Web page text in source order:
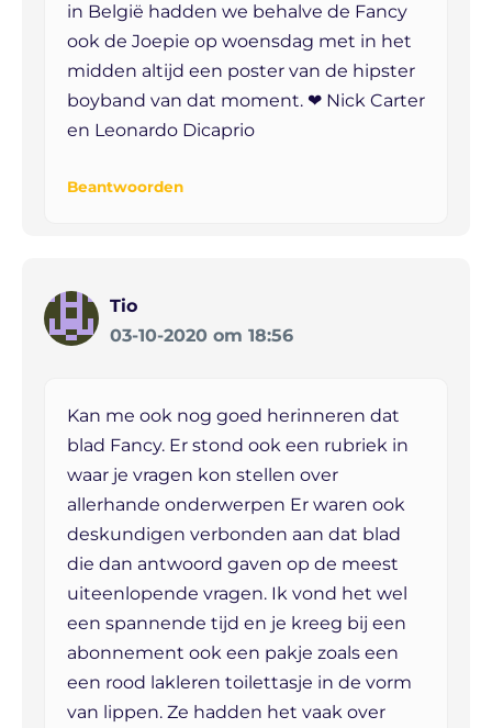
in België hadden we behalve de Fancy
ook de Joepie op woensdag met in het
midden altijd een poster van de hipster
boyband van dat moment. ❤ Nick Carter
en Leonardo Dicaprio
Beantwoorden
Tio
03-10-2020 om 18:56
Kan me ook nog goed herinneren dat
blad Fancy. Er stond ook een rubriek in
waar je vragen kon stellen over
allerhande onderwerpen Er waren ook
deskundigen verbonden aan dat blad
die dan antwoord gaven op de meest
uiteenlopende vragen. Ik vond het wel
een spannende tijd en je kreeg bij een
abonnement ook een pakje zoals een
een rood lakleren toilettasje in de vorm
van lippen. Ze hadden het vaak over